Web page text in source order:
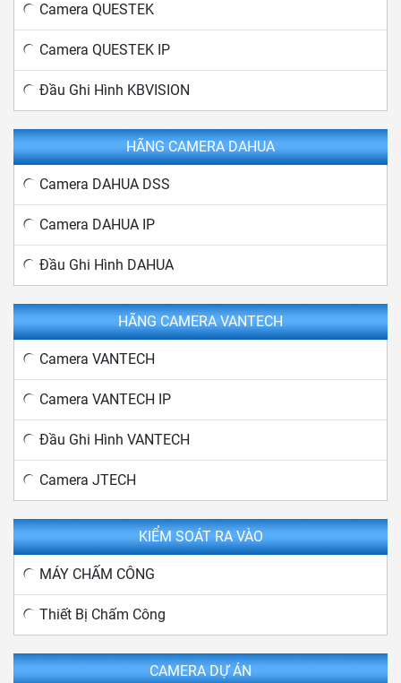
Camera QUESTEK
Camera QUESTEK IP
Đầu Ghi Hình KBVISION
HÃNG CAMERA DAHUA
Camera DAHUA DSS
Camera DAHUA IP
Đầu Ghi Hình DAHUA
HÃNG CAMERA VANTECH
Camera VANTECH
Camera VANTECH IP
Đầu Ghi Hình VANTECH
Camera JTECH
KIỂM SOÁT RA VÀO
MÁY CHẤM CÔNG
Thiết Bị Chấm Công
CAMERA DỰ ÁN